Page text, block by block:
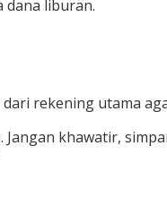
dana liburan.
rekening utama
khawatir,